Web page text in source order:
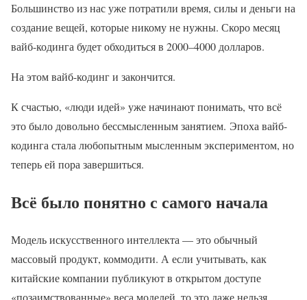
Большинство из нас уже потратили время, силы и деньги на
создание вещей, которые никому не нужны. Скоро месяц
вайб-кодинга будет обходиться в 2000–4000 долларов.
На этом вайб-кодинг и закончится.
К счастью, «люди идей» уже начинают понимать, что всё
это было довольно бессмысленным занятием. Эпоха вайб-
кодинга стала любопытным мысленным экспериментом, но
теперь ей пора завершиться.
Всё было понятно с самого начала
Модель искусственного интеллекта — это обычный
массовый продукт, коммодити. А если учитывать, как
китайские компании публикуют в открытом доступе
«позаимствованные» веса моделей, то это даже нельзя